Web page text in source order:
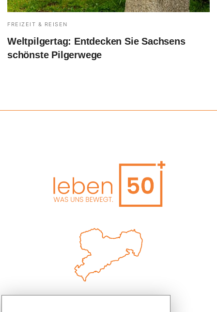
FREIZEIT & REISEN
Weltpilgertag: Entdecken Sie Sachsens
schönste Pilgerwege